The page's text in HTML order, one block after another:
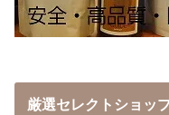
厳選セレクトショッ